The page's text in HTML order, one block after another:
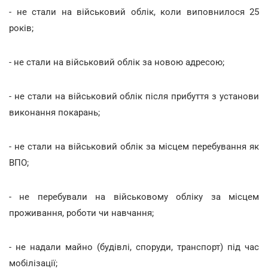
- не стали на військовий облік, коли виповнилося 25
років;
- не стали на військовий облік за новою адресою;
- не стали на військовий облік після прибуття з установи
виконання покарань;
- не стали на військовий облік за місцем перебування як
ВПО;
- не перебували на військовому обліку за місцем
проживання, роботи чи навчання;
- не надали майно (будівлі, споруди, транспорт) під час
мобілізації;